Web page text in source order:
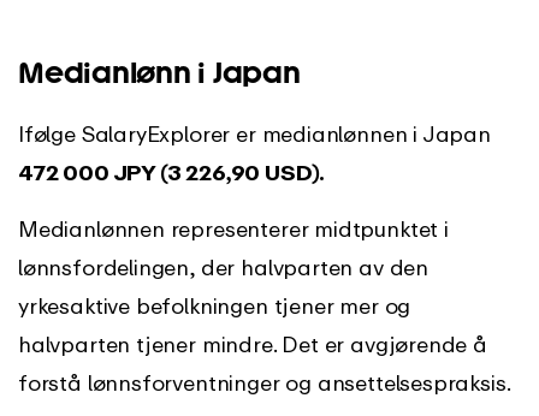
Medianlønn i Japan
Ifølge SalaryExplorer er medianlønnen i Japan
472 000 JPY (3 226,90 USD).
Medianlønnen representerer midtpunktet i
lønnsfordelingen, der halvparten av den
yrkesaktive befolkningen tjener mer og
halvparten tjener mindre. Det er avgjørende å
forstå lønnsforventninger og ansettelsespraksis.